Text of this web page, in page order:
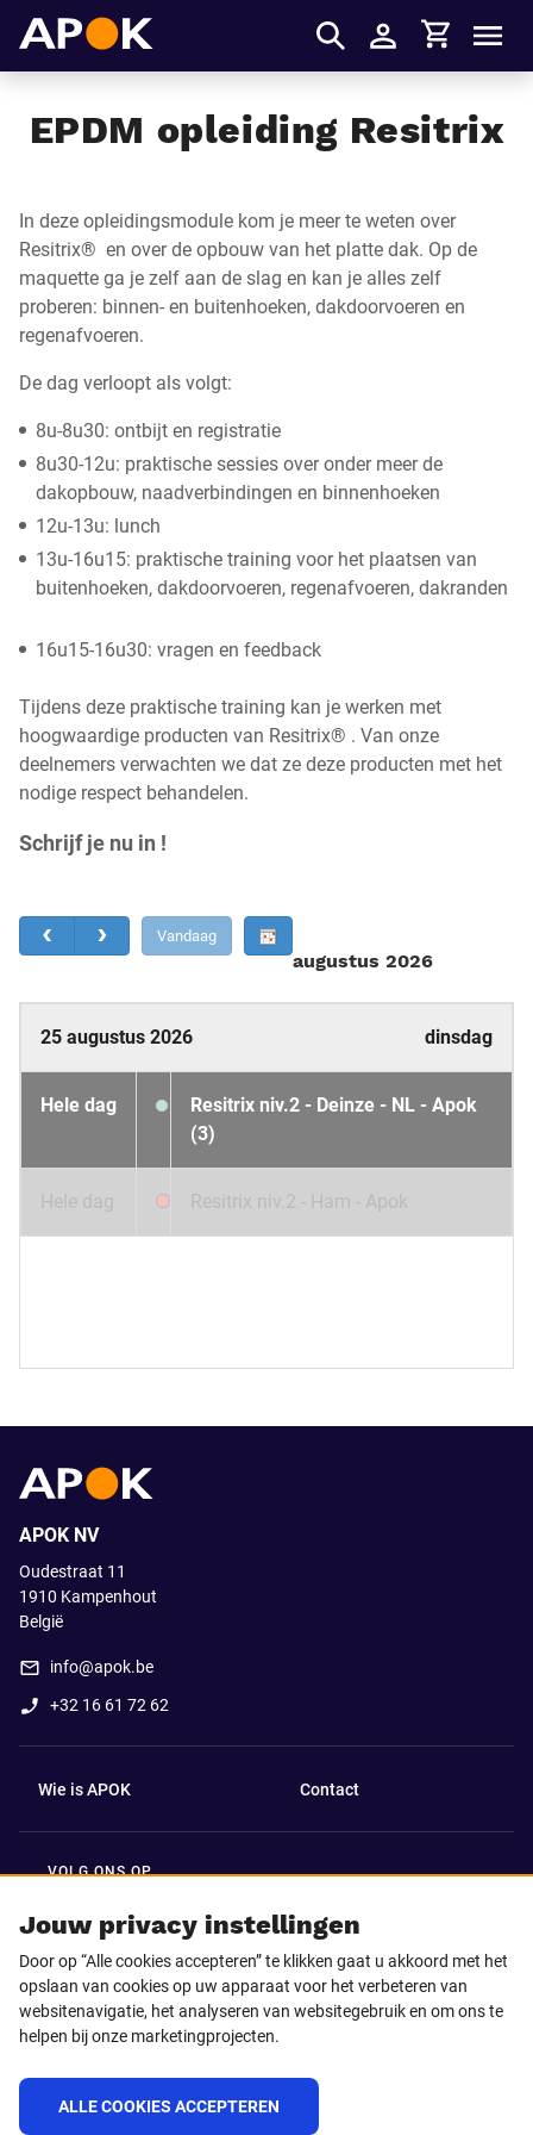
Inloggen
Winkelmandje
EPDM opleiding Resitrix
In deze opleidingsmodule kom je meer te weten over
Resitrix® en over de opbouw van het platte dak. Op de
maquette ga je zelf aan de slag en kan je alles zelf
proberen: binnen- en buitenhoeken, dakdoorvoeren en
regenafvoeren.
De dag verloopt als volgt:
8u-8u30: ontbijt en registratie
8u30-12u: praktische sessies over onder meer de
dakopbouw, naadverbindingen en binnenhoeken
12u-13u: lunch
13u-16u15: praktische training voor het plaatsen van
buitenhoeken, dakdoorvoeren, regenafvoeren, dakranden
16u15-16u30: vragen en feedback
Tijdens deze praktische training kan je werken met
hoogwaardige producten van Resitrix® . Van onze
deelnemers verwachten we dat ze deze producten met het
nodige respect behandelen.
Schrijf je nu in !
Vandaag
augustus 2026
25 augustus 2026 dinsdag
Hele dag
Resitrix niv.2 - Deinze - NL - Apok
(3)
Hele dag Resitrix niv.2 - Ham - Apok
Jouw privacy instellingen
Door op “Alle cookies accepteren” te klikken gaat u akkoord met het
opslaan van cookies op uw apparaat voor het verbeteren van
websitenavigatie, het analyseren van websitegebruik en om ons te
helpen bij onze marketingprojecten.
ALLE COOKIES ACCEPTEREN
APOK NV
Oudestraat 11
1910 Kampenhout
België
info@apok.be
+32 16 61 72 62
Wie is APOK Contact
VOLG ONS OP
Facebook
Instagram TikTok